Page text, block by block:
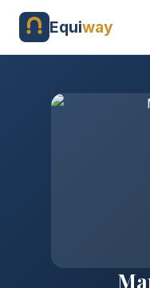
Equiway